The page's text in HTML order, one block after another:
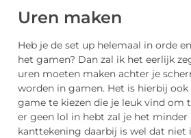
Uren maken
Heb je de set up helemaal in orde
het gamen? Dan zal ik het eerlijk
uren moeten maken achter je
worden in gamen. Het is hierbij
game te kiezen die je leuk vind om
er geen lol in hebt zal je het minder
kanttekening daarbij is wel dat niet